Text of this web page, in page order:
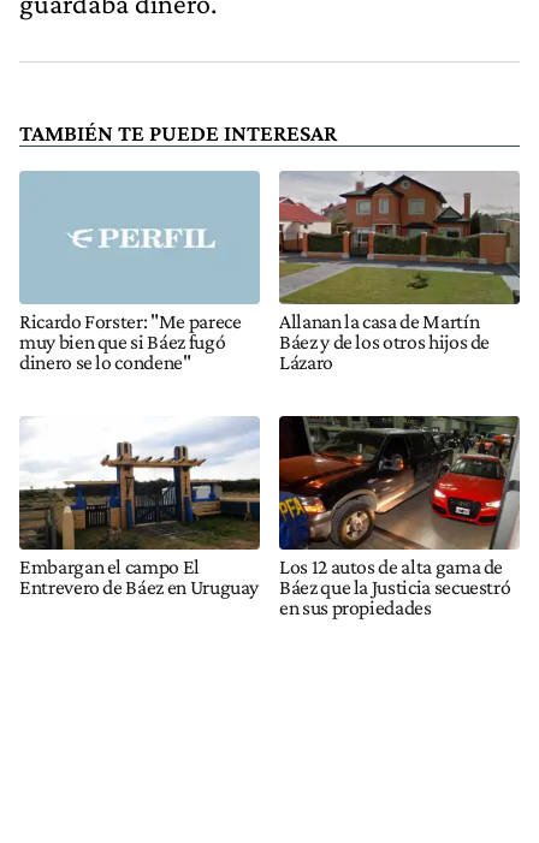
TAMBIÉN TE PUEDE INTERESAR
Ricardo Forster: "Me parece
muy bien que si Báez fugó
dinero se lo condene"
Allanan la casa de Martín
Báez y de los otros hijos de
Lázaro
Embargan el campo El
Entrevero de Báez en Uruguay
Los 12 autos de alta gama de
Báez que la Justicia secuestró
en sus propiedades